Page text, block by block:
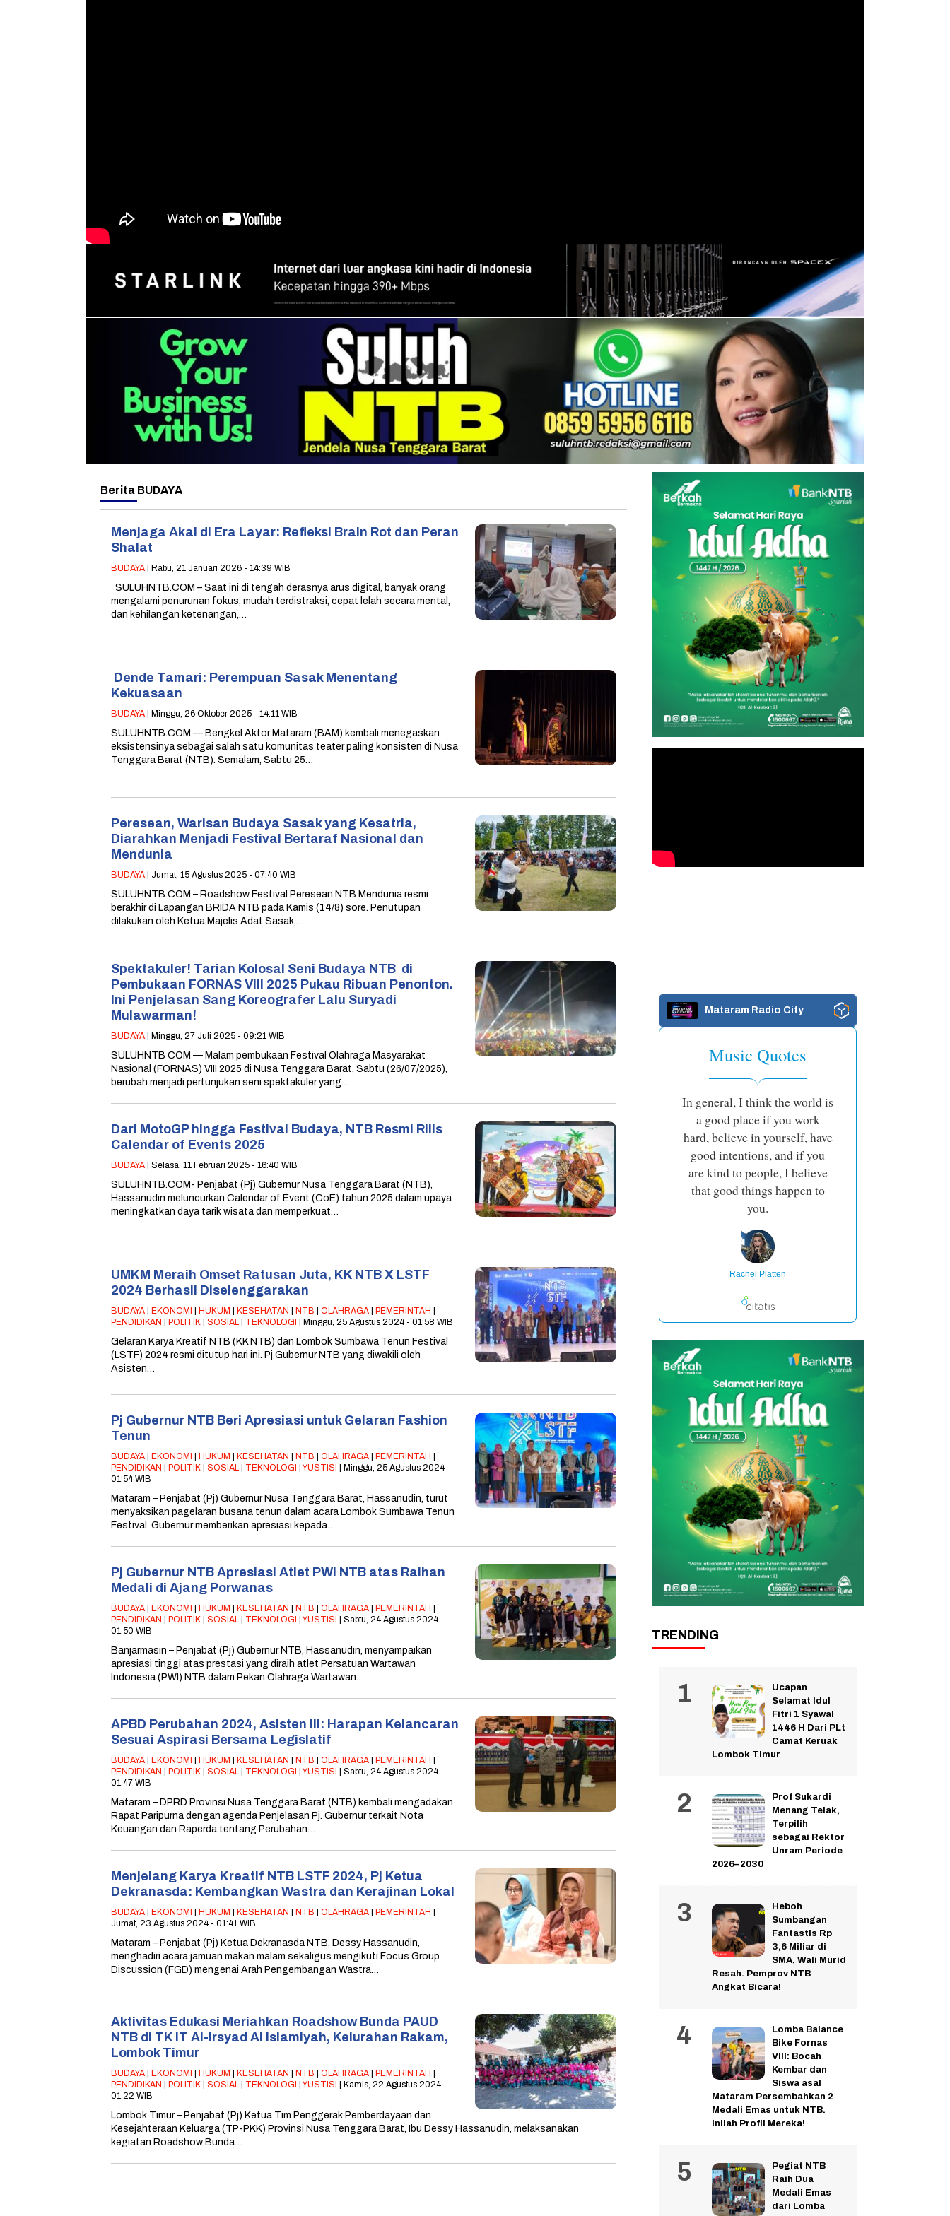
Berita BUDAYA
Menjaga Akal di Era Layar: Refleksi Brain Rot dan Peran
Shalat
BUDAYA | Rabu, 21 Januari 2026 - 14:39 WIB
SULUHNTB.COM – Saat ini di tengah derasnya arus digital, banyak orang
mengalami penurunan fokus, mudah terdistraksi, cepat lelah secara mental,
dan kehilangan ketenangan,…
Dende Tamari: Perempuan Sasak Menentang
Kekuasaan
BUDAYA | Minggu, 26 Oktober 2025 - 14:11 WIB
SULUHNTB.COM — Bengkel Aktor Mataram (BAM) kembali menegaskan
eksistensinya sebagai salah satu komunitas teater paling konsisten di Nusa
Tenggara Barat (NTB). Semalam, Sabtu 25…
Peresean, Warisan Budaya Sasak yang Kesatria,
Diarahkan Menjadi Festival Bertaraf Nasional dan
Mendunia
BUDAYA | Jumat, 15 Agustus 2025 - 07:40 WIB
SULUHNTB.COM – Roadshow Festival Peresean NTB Mendunia resmi
berakhir di Lapangan BRIDA NTB pada Kamis (14/8) sore. Penutupan
dilakukan oleh Ketua Majelis Adat Sasak,…
Spektakuler! Tarian Kolosal Seni Budaya NTB di
Pembukaan FORNAS VIII 2025 Pukau Ribuan Penonton.
Ini Penjelasan Sang Koreografer Lalu Suryadi
Mulawarman!
BUDAYA | Minggu, 27 Juli 2025 - 09:21 WIB
SULUHNTB COM — Malam pembukaan Festival Olahraga Masyarakat
Nasional (FORNAS) VIII 2025 di Nusa Tenggara Barat, Sabtu (26/07/2025),
berubah menjadi pertunjukan seni spektakuler yang…
Dari MotoGP hingga Festival Budaya, NTB Resmi Rilis
Calendar of Events 2025
BUDAYA | Selasa, 11 Februari 2025 - 16:40 WIB
SULUHNTB.COM- Penjabat (Pj) Gubernur Nusa Tenggara Barat (NTB),
Hassanudin meluncurkan Calendar of Event (CoE) tahun 2025 dalam upaya
meningkatkan daya tarik wisata dan memperkuat…
UMKM Meraih Omset Ratusan Juta, KK NTB X LSTF
2024 Berhasil Diselenggarakan
BUDAYA | EKONOMI | HUKUM | KESEHATAN | NTB | OLAHRAGA | PEMERINTAH |
PENDIDIKAN | POLITIK | SOSIAL | TEKNOLOGI | Minggu, 25 Agustus 2024 - 01:58 WIB
Gelaran Karya Kreatif NTB (KK NTB) dan Lombok Sumbawa Tenun Festival
(LSTF) 2024 resmi ditutup hari ini. Pj Gubernur NTB yang diwakili oleh
Asisten…
Pj Gubernur NTB Beri Apresiasi untuk Gelaran Fashion
Tenun
BUDAYA | EKONOMI | HUKUM | KESEHATAN | NTB | OLAHRAGA | PEMERINTAH |
PENDIDIKAN | POLITIK | SOSIAL | TEKNOLOGI |YUSTISI | Minggu, 25 Agustus 2024 -
01:54 WIB
Mataram – Penjabat (Pj) Gubernur Nusa Tenggara Barat, Hassanudin, turut
menyaksikan pagelaran busana tenun dalam acara Lombok Sumbawa Tenun
Festival. Gubernur memberikan apresiasi kepada…
Pj Gubernur NTB Apresiasi Atlet PWI NTB atas Raihan
Medali di Ajang Porwanas
BUDAYA | EKONOMI | HUKUM | KESEHATAN | NTB | OLAHRAGA | PEMERINTAH |
PENDIDIKAN | POLITIK | SOSIAL | TEKNOLOGI |YUSTISI | Sabtu, 24 Agustus 2024 -
01:50 WIB
Banjarmasin – Penjabat (Pj) Gubernur NTB, Hassanudin, menyampaikan
apresiasi tinggi atas prestasi yang diraih atlet Persatuan Wartawan
Indonesia (PWI) NTB dalam Pekan Olahraga Wartawan…
APBD Perubahan 2024, Asisten III: Harapan Kelancaran
Sesuai Aspirasi Bersama Legislatif
BUDAYA | EKONOMI | HUKUM | KESEHATAN | NTB | OLAHRAGA | PEMERINTAH |
PENDIDIKAN | POLITIK | SOSIAL | TEKNOLOGI |YUSTISI | Sabtu, 24 Agustus 2024 -
01:47 WIB
Mataram – DPRD Provinsi Nusa Tenggara Barat (NTB) kembali mengadakan
Rapat Paripurna dengan agenda Penjelasan Pj. Gubernur terkait Nota
Keuangan dan Raperda tentang Perubahan…
Menjelang Karya Kreatif NTB LSTF 2024, Pj Ketua
Dekranasda: Kembangkan Wastra dan Kerajinan Lokal
BUDAYA | EKONOMI | HUKUM | KESEHATAN | NTB | OLAHRAGA | PEMERINTAH |
Jumat, 23 Agustus 2024 - 01:41 WIB
Mataram – Penjabat (Pj) Ketua Dekranasda NTB, Dessy Hassanudin,
menghadiri acara jamuan makan malam sekaligus mengikuti Focus Group
Discussion (FGD) mengenai Arah Pengembangan Wastra…
Aktivitas Edukasi Meriahkan Roadshow Bunda PAUD
NTB di TK IT Al-Irsyad Al Islamiyah, Kelurahan Rakam,
Lombok Timur
BUDAYA | EKONOMI | HUKUM | KESEHATAN | NTB | OLAHRAGA | PEMERINTAH |
PENDIDIKAN | POLITIK | SOSIAL | TEKNOLOGI |YUSTISI | Kamis, 22 Agustus 2024 -
01:22 WIB
Lombok Timur – Penjabat (Pj) Ketua Tim Penggerak Pemberdayaan dan
Kesejahteraan Keluarga (TP-PKK) Provinsi Nusa Tenggara Barat, Ibu Dessy Hassanudin, melaksanakan
kegiatan Roadshow Bunda…
Mataram Radio City
Music Quotes
In general, I think the world is
a good place if you work
hard, believe in yourself, have
good intentions, and if you
are kind to people, I believe
that good things happen to
you.
Rachel Platten
TRENDING
Ucapan
Selamat Idul
Fitri 1 Syawal
1446 H Dari PLt
Camat Keruak
Lombok Timur
Prof Sukardi
Menang Telak,
Terpilih
sebagai Rektor
Unram Periode
2026–2030
Heboh
Sumbangan
Fantastis Rp
3,6 Miliar di
SMA, Wali Murid
Resah. Pemprov NTB
Angkat Bicara!
Lomba Balance
Bike Fornas
VIII: Bocah
Kembar dan
Siswa asal
Mataram Persembahkan 2
Medali Emas untuk NTB.
Inilah Profil Mereka!
Pegiat NTB
Raih Dua
Medali Emas
dari Lomba